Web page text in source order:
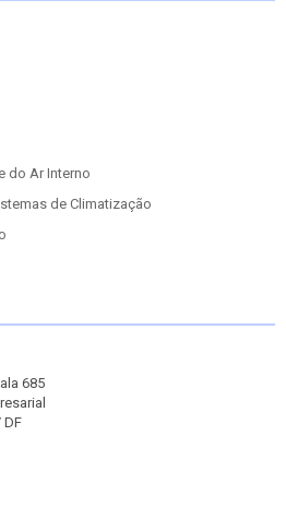
do Ar Interno
de Climatização
685
DF